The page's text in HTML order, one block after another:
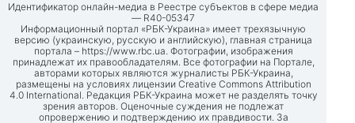
Идентификатор онлайн-медиа в Реестре субъектов в сфере медиа
— R40-05347
Информационный портал «РБК-Украина» имеет трехязычную
версию (украинскую, русскую и английскую), главная страница
портала – https://www.rbc.ua. Фотографии, изображения
принадлежат их правообладателям. Все фотографии на Портале,
авторами которых являются журналисты РБК-Украина,
размещены на условиях лицензии Creative Commons Attribution
4.0 International. Редакция РБК-Украина может не разделять точку
зрения авторов. Оценочные суждения не подлежат
опровержению и подтверждению их правдивости. За